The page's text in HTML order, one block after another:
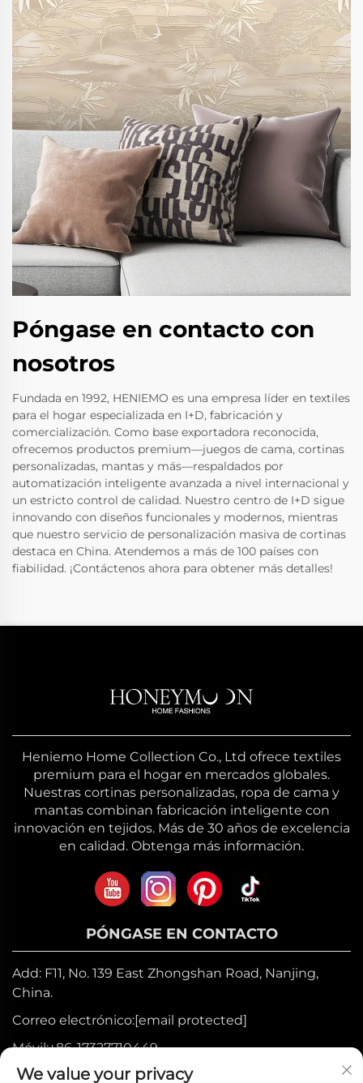
Póngase en contacto con
nosotros
Fundada en 1992, HENIEMO es una empresa líder en textiles
para el hogar especializada en I+D, fabricación y
comercialización. Como base exportadora reconocida,
ofrecemos productos premium—juegos de cama, cortinas
personalizadas, mantas y más—respaldados por
automatización inteligente avanzada a nivel internacional y
un estricto control de calidad. Nuestro centro de I+D sigue
innovando con diseños funcionales y modernos, mientras
que nuestro servicio de personalización masiva de cortinas
destaca en China. Atendemos a más de 100 países con
fiabilidad. ¡Contáctenos ahora para obtener más detalles!
Heniemo Home Collection Co., Ltd ofrece textiles
premium para el hogar en mercados globales.
Nuestras cortinas personalizadas, ropa de cama y
mantas combinan fabricación inteligente con
innovación en tejidos. Más de 30 años de excelencia
en calidad. Obtenga más información.
PÓNGASE EN CONTACTO
Add: F11, No. 139 East Zhongshan Road, Nanjing,
China.
Correo electrónico:[email protected]
Móvil:+86-17327710449
Tel:+86-025-84573776
We value your privacy